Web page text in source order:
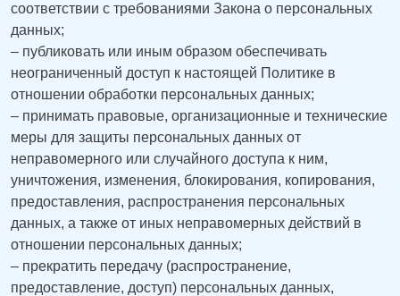
соответствии с требованиями Закона о персональных
данных;
– публиковать или иным образом обеспечивать
неограниченный доступ к настоящей Политике в
отношении обработки персональных данных;
– принимать правовые, организационные и технические
меры для защиты персональных данных от
неправомерного или случайного доступа к ним,
уничтожения, изменения, блокирования, копирования,
предоставления, распространения персональных
данных, а также от иных неправомерных действий в
отношении персональных данных;
– прекратить передачу (распространение,
предоставление, доступ) персональных данных,